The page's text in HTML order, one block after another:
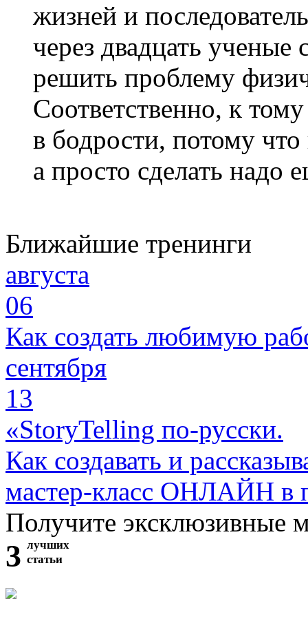
жизней и
через двадцать
решить проблему
Соответственно, к
в бодрости, потому
а просто сделать надо
Ближайшие тренинги
августа
06
Как создать любимую
сентября
13
«StoryTelling по-русски.
Как создавать и
мастер-класс ОНЛАЙН в
Получите эксклюзивные
3 лучших
статьи